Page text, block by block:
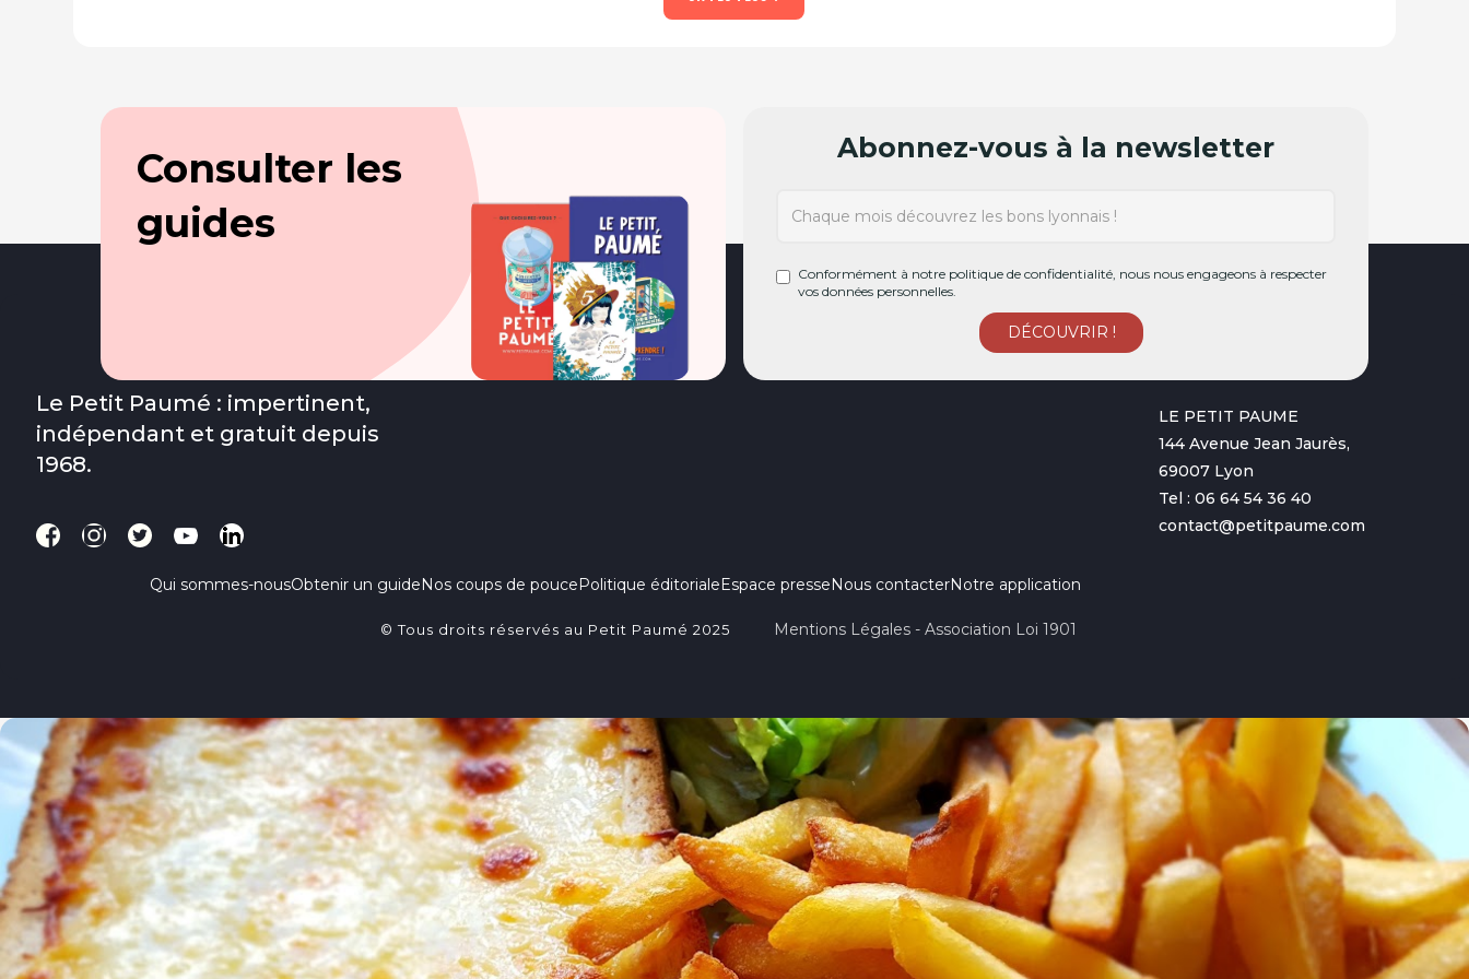
Consulter les
guides
Abonnez-vous à la newsletter
Conformément à notre politique de confidentialité, nous nous engageons à respecter
vos données personnelles.
Le Petit Paumé : impertinent,
indépendant et gratuit depuis
1968.
Qui sommes-nousObtenir un guideNos coups de poucePolitique éditorialeEspace presseNous contacterNotre application
LE PETIT PAUME
144 Avenue Jean Jaurès,
69007 Lyon
Tel : 06 64 54 36 40
contact@petitpaume.com
© Tous droits réservés au Petit Paumé 2025 Mentions Légales - Association Loi 1901